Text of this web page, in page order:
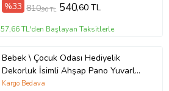
%33 810,90 TL 540,60 TL
57,66 TL'den Başlayan Taksitlerle
Bebek \ Çocuk Odası Hediyelik
Dekorluk İsimli Ahşap Pano Yuvarlak
24cm Çap Renkli Kız Erkek
Kargo Bedava